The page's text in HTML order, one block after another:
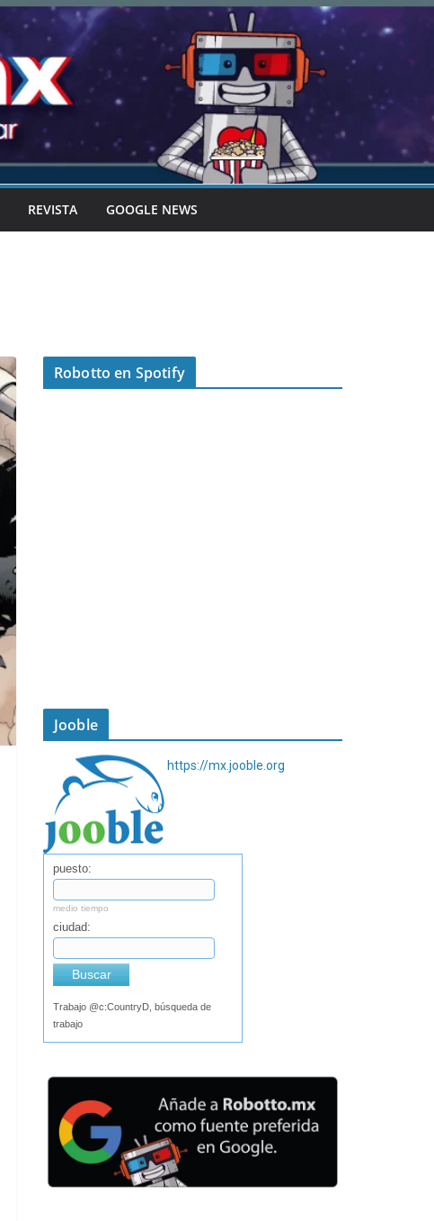
REVISTA GOOGLE NEWS
Robotto en Spotify
Jooble
https://mx.jooble.org
puesto:
medio tiempo
ciudad:
Buscar
Trabajo @c:CountryD, búsqueda de
trabajo